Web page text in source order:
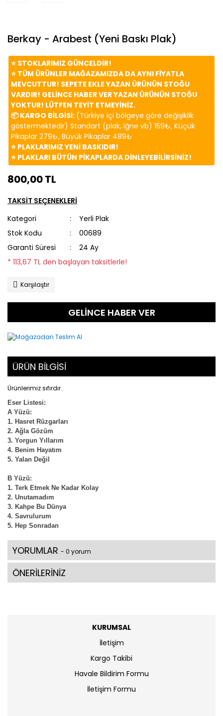
Berkay - Arabest (Yeni Baskı Plak)
⭐️ STOKLARIMIZ GÜNCELDİR!
⭐️ TÜM ÜRÜNLER MAĞAZAMIZDA DA AYNI FİYATLA
MEVCUTTUR! SEPETE EKLE YAZAN ÜRÜNÜN STOĞU
VARDIR! GELİNCE HABER VER YAZAN ÜRÜNÜN STOĞU
YOKTUR! LÜTFEN TEYİT ETMEYİNİZ.
📦 KARGO BİLGİSİ: (Türkiye içi bölgeye göre değişiklik
göstermektedir) Standart (plak, iğne vb) 159₺, Küçük
Pikaplar 279₺, Büyük Pikaplar 489₺
⭐️ PLAKLARIMIZ YENİ BASKIDIR!
⭐️ PLAKLARI BÜTÜN PİKAPLARDA DİNLEYEBİLİRSİNİZ!
800,00 TL
TAKSİT SEÇENEKLERİ
Kategori
Yerli Plak
Stok Kodu
00689
Garanti Süresi
24 Ay
* 113,67 TL den başlayan taksitlerle!
Karşılaştır
GELİNCE HABER VER
ÜRÜN BİLGİSİ
Ürünlerimiz sıfırdır.
Eser Listesi:
A Yüzü:
Hasret Rüzgarları
Ağla Gözüm
Yorgun Yıllarım
Benim Hayatım
Yalan Değil
B Yüzü:
Terk Etmek Ne Kadar Kolay
Unutamadım
Kahpe Bu Dünya
Savrulurum
Hep Sonradan
YORUMLAR - 0 yorum
ÖNERİLERİNİZ
KURUMSAL
İletişim
Kargo Takibi
Havale Bildirim Formu
İletişim Formu